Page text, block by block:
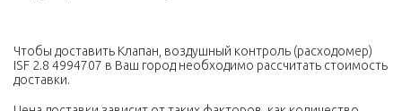
Чтобы доставить Клапан, воздушный контроль (расходомер)
ISF 2.8 4994707 в Ваш город необходимо рассчитать стоимость
доставки.